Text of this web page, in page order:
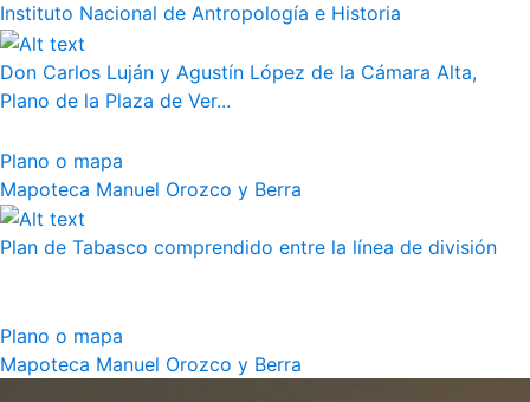
Instituto Nacional de Antropología e Historia
Don Carlos Luján y Agustín López de la Cámara Alta,
Plano de la Plaza de Ver...
Plano o mapa
Mapoteca Manuel Orozco y Berra
Plan de Tabasco comprendido entre la línea de división
Plano o mapa
Mapoteca Manuel Orozco y Berra